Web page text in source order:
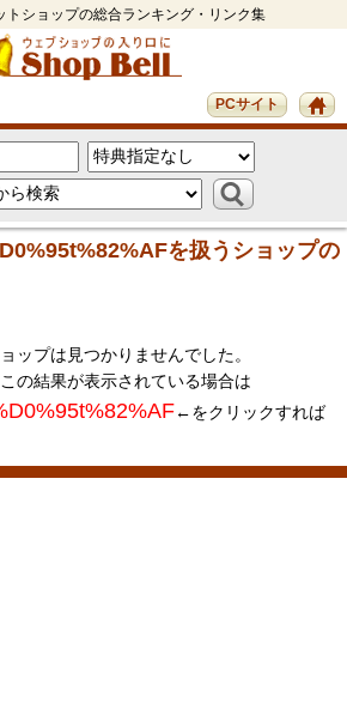
トショップの総合ランキング・リンク集
PCサイト
を扱うショップの
ップは見つかりませんでした。
の結果が表示されている場合は
←をクリックすれば